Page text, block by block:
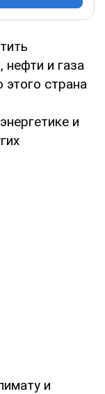
нефти и газа
страна
и
и